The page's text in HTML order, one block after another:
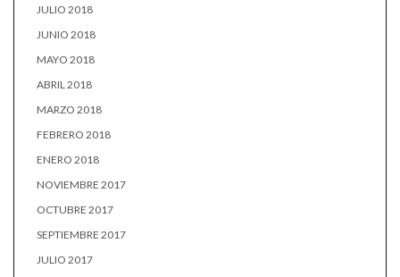
JULIO 2018
JUNIO 2018
MAYO 2018
ABRIL 2018
MARZO 2018
FEBRERO 2018
ENERO 2018
NOVIEMBRE 2017
OCTUBRE 2017
SEPTIEMBRE 2017
JULIO 2017